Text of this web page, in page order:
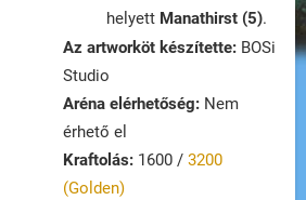
helyett Manathirst (5).
Az artworköt készítette: BOSi
Studio
Aréna elérhetőség: Nem
érhető el
Kraftolás: 1600 / 3200
(Golden)